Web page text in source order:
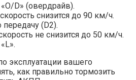
D» (овердрайв).
снизится до 90 км/ч.
(D2).
не снизится до 50 км/ч.
эксплуатации вашего
как правильно тормозить